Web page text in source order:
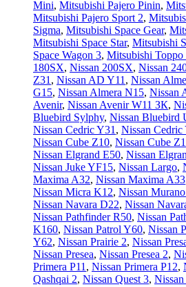
Mini, Mitsubishi Pajero Pinin,
Mitsubishi Pajero Sport 2,
Sigma, Mitsubishi Space Gear,
Mitsubishi Space Star, Mitsubishi
Space Wagon 3, Mitsubishi Toppo
180SX, Nissan 200SX, Nissan
Z31 , Nissan AD Y11 , Nissan
G15, Nissan Almera N15, Nissan
Avenir, Nissan Avenir W11 ЗК,
Bluebird Sylphy, Nissan Bluebird
Nissan Cedric Y31 , Nissan Cedric
Nissan Cube Z10, Nissan Cube
Nissan Elgrand E50, Nissan
Nissan Juke YF15, Nissan Largo,
Maxima A32, Nissan Maxima A33
Nissan Micra K12, Nissan
Nissan Navara D22, Nissan
Nissan Pathfinder R50, Nissan
K160, Nissan Patrol Y60, Nissan
Y62, Nissan Prairie 2, Nissan
Nissan Presea, Nissan Presea 2,
Primera P11 , Nissan Primera P12,
Qashqai 2, Nissan Quest 3, Nissan